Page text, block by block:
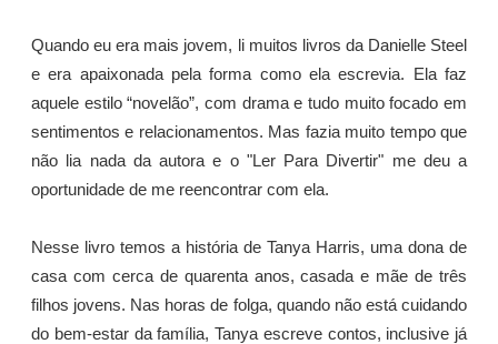
Quando eu era mais jovem, li muitos livros da Danielle Steel
e era apaixonada pela forma como ela escrevia. Ela faz
aquele estilo “novelão”, com drama e tudo muito focado em
sentimentos e relacionamentos. Mas fazia muito tempo que
não lia nada da autora e o "Ler Para Divertir" me deu a
oportunidade de me reencontrar com ela.
Nesse livro temos a história de Tanya Harris, uma dona de
casa com cerca de quarenta anos, casada e mãe de três
filhos jovens. Nas horas de folga, quando não está cuidando
do bem-estar da família, Tanya escreve contos, inclusive já